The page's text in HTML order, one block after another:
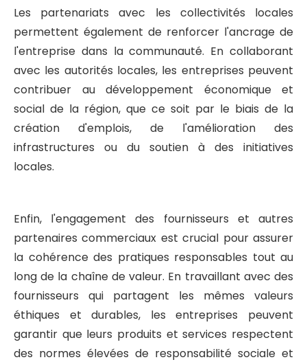
Les partenariats avec les collectivités locales
permettent également de renforcer l'ancrage de
l'entreprise dans la communauté. En collaborant
avec les autorités locales, les entreprises peuvent
contribuer au développement économique et
social de la région, que ce soit par le biais de la
création d'emplois, de l'amélioration des
infrastructures ou du soutien à des initiatives
locales.
Enfin, l'engagement des fournisseurs et autres
partenaires commerciaux est crucial pour assurer
la cohérence des pratiques responsables tout au
long de la chaîne de valeur. En travaillant avec des
fournisseurs qui partagent les mêmes valeurs
éthiques et durables, les entreprises peuvent
garantir que leurs produits et services respectent
des normes élevées de responsabilité sociale et